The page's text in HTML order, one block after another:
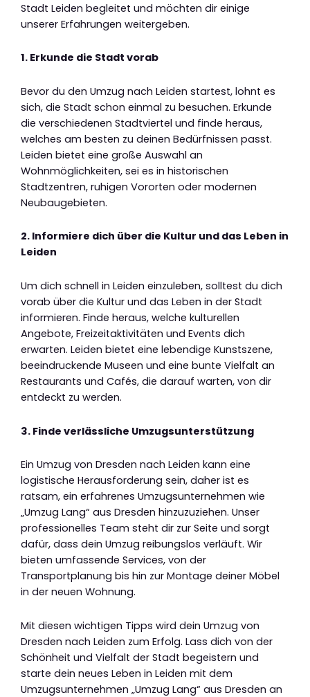
Stadt Leiden begleitet und möchten dir einige
unserer Erfahrungen weitergeben.
1. Erkunde die Stadt vorab
Bevor du den Umzug nach Leiden startest, lohnt es
sich, die Stadt schon einmal zu besuchen. Erkunde
die verschiedenen Stadtviertel und finde heraus,
welches am besten zu deinen Bedürfnissen passt.
Leiden bietet eine große Auswahl an
Wohnmöglichkeiten, sei es in historischen
Stadtzentren, ruhigen Vororten oder modernen
Neubaugebieten.
2. Informiere dich über die Kultur und das Leben in
Leiden
Um dich schnell in Leiden einzuleben, solltest du dich
vorab über die Kultur und das Leben in der Stadt
informieren. Finde heraus, welche kulturellen
Angebote, Freizeitaktivitäten und Events dich
erwarten. Leiden bietet eine lebendige Kunstszene,
beeindruckende Museen und eine bunte Vielfalt an
Restaurants und Cafés, die darauf warten, von dir
entdeckt zu werden.
3. Finde verlässliche Umzugsunterstützung
Ein Umzug von Dresden nach Leiden kann eine
logistische Herausforderung sein, daher ist es
ratsam, ein erfahrenes Umzugsunternehmen wie
„Umzug Lang“ aus Dresden hinzuzuziehen. Unser
professionelles Team steht dir zur Seite und sorgt
dafür, dass dein Umzug reibungslos verläuft. Wir
bieten umfassende Services, von der
Transportplanung bis hin zur Montage deiner Möbel
in der neuen Wohnung.
Mit diesen wichtigen Tipps wird dein Umzug von
Dresden nach Leiden zum Erfolg. Lass dich von der
Schönheit und Vielfalt der Stadt begeistern und
starte dein neues Leben in Leiden mit dem
Umzugsunternehmen „Umzug Lang“ aus Dresden an